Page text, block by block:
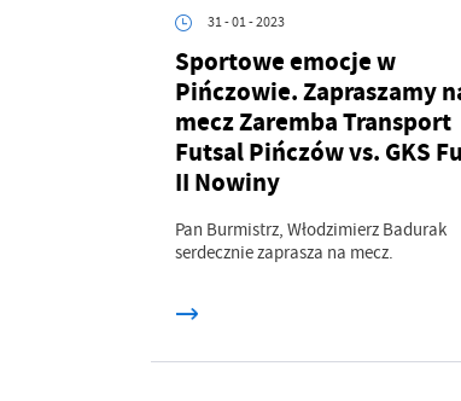
31 - 01 - 2023
Sportowe emocje w
Pińczowie. Zapraszamy
mecz Zaremba Transport
Futsal Pińczów vs. GKS
II Nowiny
Pan Burmistrz, Włodzimierz Badurak
serdecznie zaprasza na mecz.